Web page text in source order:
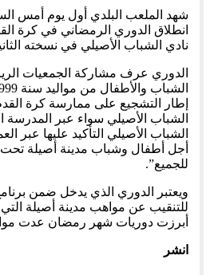
انطلاق الدوري الرمضاني في كرة
نادي الشباب الأصيلي في نسخته
الدوري عرف مشاركة الجمعيات
إطار التشجيع على ممارسة كرة
الشباب الأصيلي سواء عبر المدرسة
الشباب الأصيلي التأكيد عليها
أجل أطفال وشباب مدينة أصيلة
للجميع”.
ويعتبر الدوري الذي يدخل ضمن
للتنقيب عن مواهب مدينة أصيلة
أبرزت دوريات شهر رمضان عدت
انشر